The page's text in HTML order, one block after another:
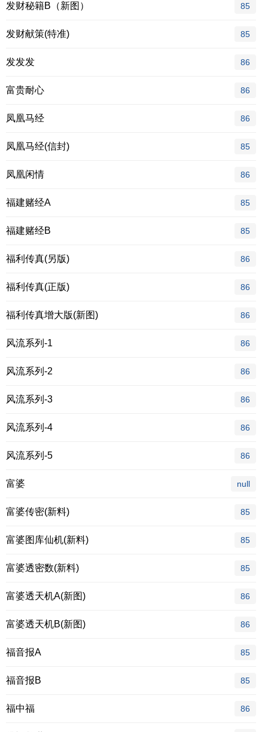
发财秘籍B（新图） 85
发财献策(特准) 85
发发发 86
富贵耐心 86
凤凰马经 86
凤凰马经(信封) 85
凤凰闲情 86
福建赌经A 85
福建赌经B 85
福利传真(另版) 86
福利传真(正版) 86
福利传真增大版(新图) 86
风流系列-1 86
风流系列-2 86
风流系列-3 86
风流系列-4 86
风流系列-5 86
富婆 null
富婆传密(新料) 85
富婆图库仙机(新料) 85
富婆透密数(新料) 85
富婆透天机A(新图) 86
富婆透天机B(新图) 86
福音报A 85
福音报B 85
福中福 86